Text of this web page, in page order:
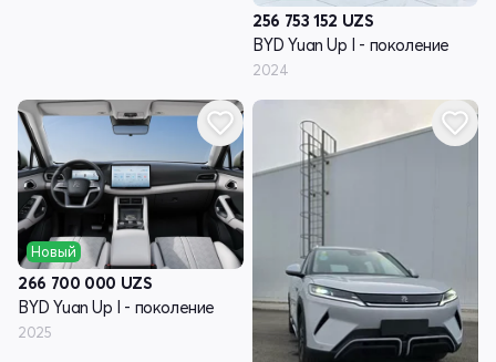
256 753 152 UZS
BYD Yuan Up I - поколение
2024
Новый
266 700 000 UZS
BYD Yuan Up I - поколение
2025